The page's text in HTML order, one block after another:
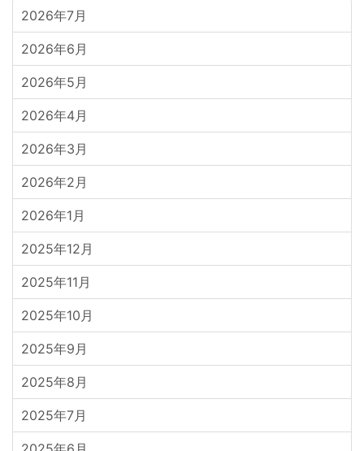
2026年7月
2026年6月
2026年5月
2026年4月
2026年3月
2026年2月
2026年1月
2025年12月
2025年11月
2025年10月
2025年9月
2025年8月
2025年7月